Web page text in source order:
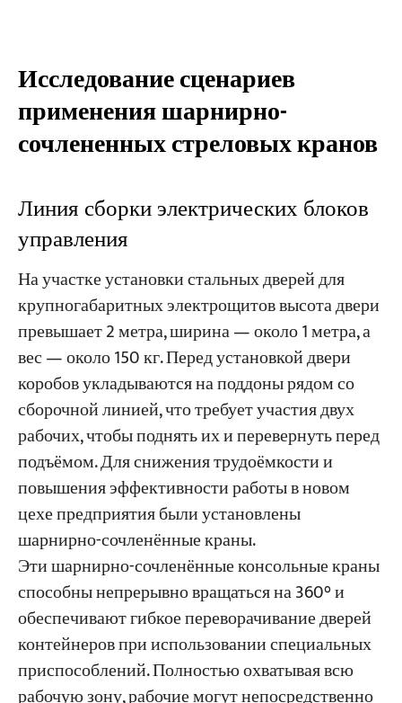
Исследование сценариев
применения шарнирно-
сочлененных стреловых кранов
Линия сборки электрических блоков
управления
На участке установки стальных дверей для
крупногабаритных электрощитов высота двери
превышает 2 метра, ширина — около 1 метра, а
вес — около 150 кг. Перед установкой двери
коробов укладываются на поддоны рядом со
сборочной линией, что требует участия двух
рабочих, чтобы поднять их и перевернуть перед
подъёмом. Для снижения трудоёмкости и
повышения эффективности работы в новом
цехе предприятия были установлены
шарнирно-сочленённые краны.
Эти шарнирно-сочленённые консольные краны
способны непрерывно вращаться на 360° и
обеспечивают гибкое переворачивание дверей
контейнеров при использовании специальных
приспособлений. Полностью охватывая всю